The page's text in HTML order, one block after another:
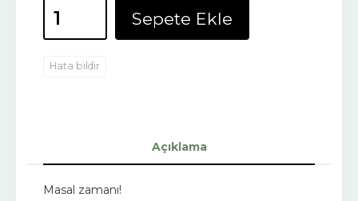
Sepete Ekle
Hata bildir
Açıklama
Masal zamanı!